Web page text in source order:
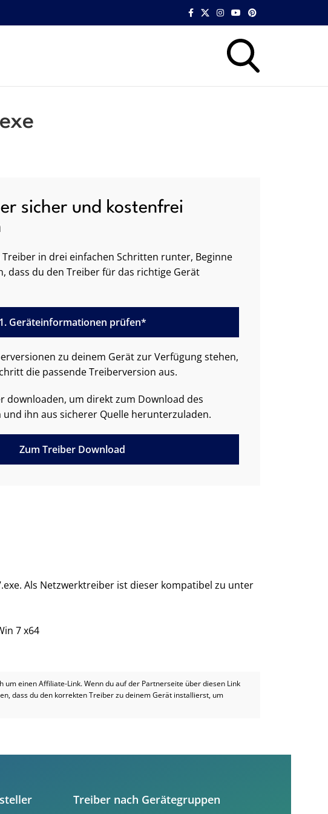
sicher und kostenfrei
Treiber in drei einfachen Schritten runter, Beginne
dass du den Treiber für das richtige Gerät
1. Geräteinformationen prüfen*
zu deinem Gerät zur Verfügung stehen,
die passende Treiberversion aus.
downloaden, um direkt zum Download des
und ihn aus sicherer Quelle herunterzuladen.
Zum Treiber Download
Als Netzwerktreiber ist dieser kompatibel zu unter
7 x64
einen Affiliate-Link. Wenn du auf der Partnerseite über diesen Link
dass du den korrekten Treiber zu deinem Gerät installierst, um
Treiber nach Gerätegruppen